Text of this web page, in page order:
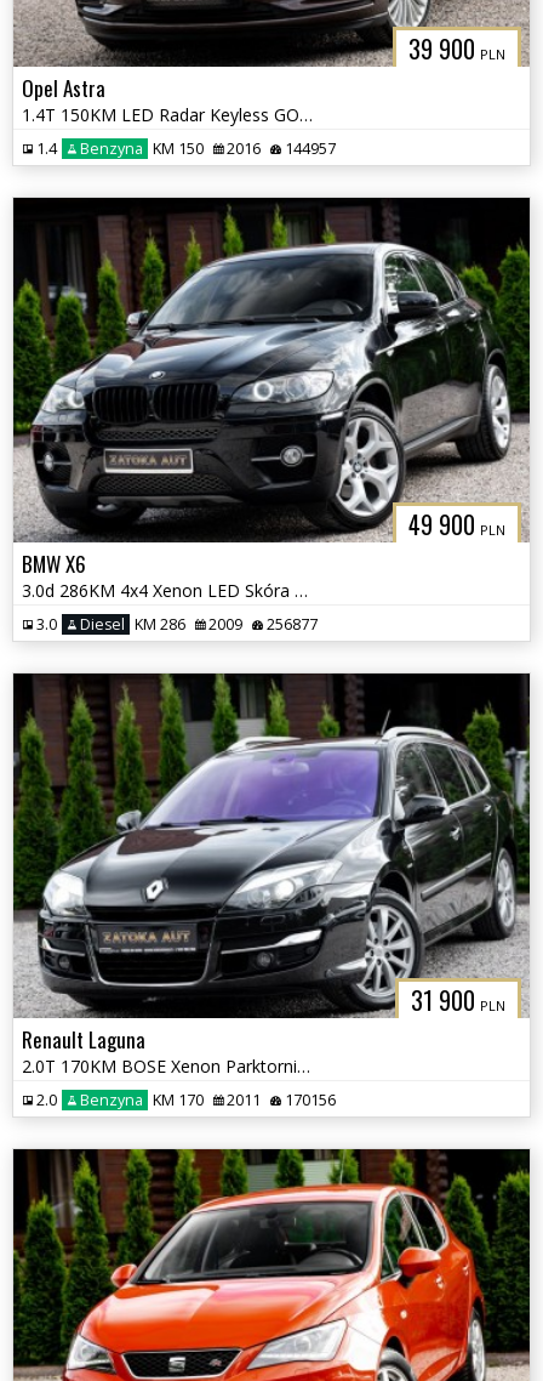
39 900 PLN
Opel Astra
1.4T 150KM LED Radar Keyless GO Lane Ass. Nav El. Klapa Serwis
1.4 Benzyna KM 150 2016 144957
49 900 PLN
BMW X6
3.0d 286KM 4x4 Xenon LED Skóra TV Navi Klima Parktornic
3.0 Diesel KM 286 2009 256877
31 900 PLN
Renault Laguna
2.0T 170KM BOSE Xenon Parktornic Tempomat Navi Klima Skóra Grz. fot
2.0 Benzyna KM 170 2011 170156